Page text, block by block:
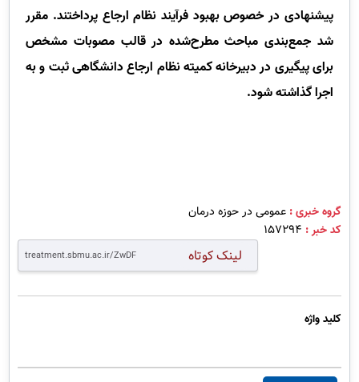
پیشنهادی در خصوص بهبود فرآیند نظام ارجاع پرداختند. مقرر
شد جمع‌بندی مباحث مطرح‌شده در قالب مصوبات مشخص
برای پیگیری در دبیرخانه کمیته نظام ارجاع دانشگاهی ثبت و به
اجرا گذاشته شود.
گروه خبری :عمومی در حوزه درمان
کد خبر : 157294
لینک کوتاه
کلید واژه